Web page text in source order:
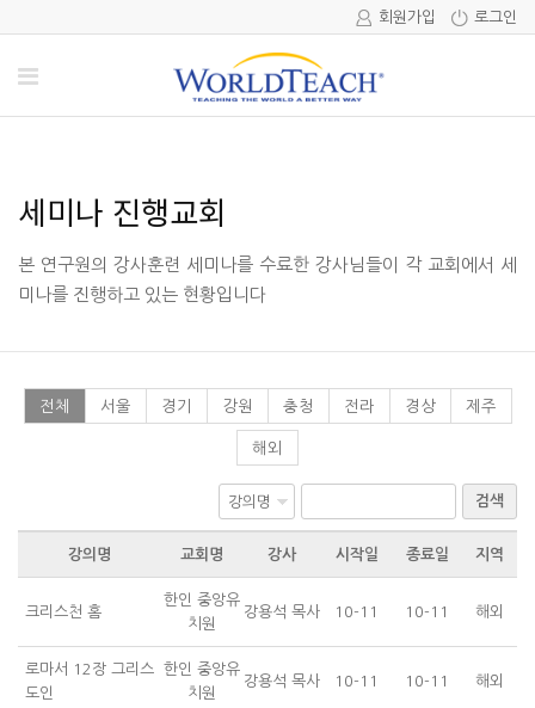
로그인
회원가입
세미나 진행교회
본 연구원의 강사훈련 세미나를 수료한 강사님들이 각 교회에서 세
미나를 진행하고 있는 현황입니다
전체 서울 경기 강원 충청 전라 경상 제주
해외
검색
강의명 교회명 강사 시작일 종료일 지역
크리스천 홈
한인 중앙유
치원
강용석 목사 10-11 10-11 해외
로마서 12장 그리스
도인
한인 중앙유
치원
강용석 목사 10-11 10-11 해외